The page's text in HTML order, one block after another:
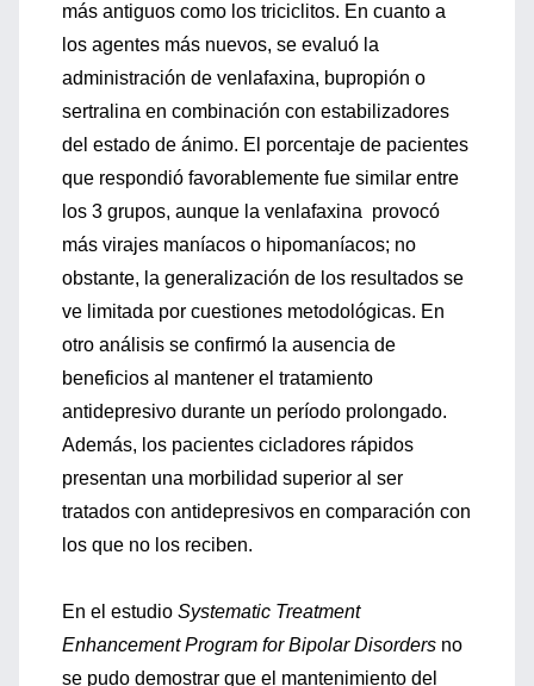
más antiguos como los triciclitos. En cuanto a
los agentes más nuevos, se evaluó la
administración de venlafaxina, bupropión o
sertralina en combinación con estabilizadores
del estado de ánimo. El porcentaje de pacientes
que respondió favorablemente fue similar entre
los 3 grupos, aunque la venlafaxina provocó
más virajes maníacos o hipomaníacos; no
obstante, la generalización de los resultados se
ve limitada por cuestiones metodológicas. En
otro análisis se confirmó la ausencia de
beneficios al mantener el tratamiento
antidepresivo durante un período prolongado.
Además, los pacientes cicladores rápidos
presentan una morbilidad superior al ser
tratados con antidepresivos en comparación con
los que no los reciben.
En el estudio Systematic Treatment
Enhancement Program for Bipolar Disorders no
se pudo demostrar que el mantenimiento del